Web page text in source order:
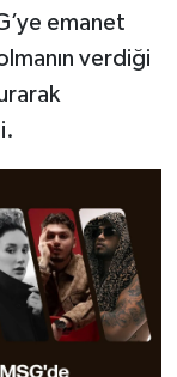
emanet
verdiği